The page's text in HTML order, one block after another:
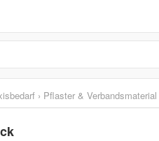
› Pflaster & Verbandsmaterial